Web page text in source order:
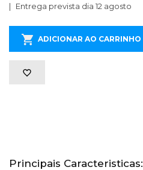
Entrega prevista dia 12 agosto
ADICIONAR AO CARRINHO
Principais Caracteristicas: